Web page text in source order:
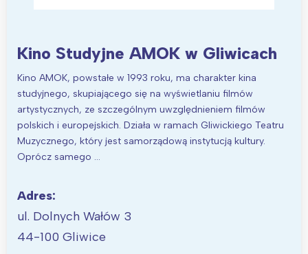
Kino Studyjne AMOK w Gliwicach
Kino AMOK, powstałe w 1993 roku, ma charakter kina
studyjnego, skupiającego się na wyświetlaniu filmów
artystycznych, ze szczególnym uwzględnieniem filmów
polskich i europejskich. Działa w ramach Gliwickiego Teatru
Muzycznego, który jest samorządową instytucją kultury.
Oprócz samego …
Adres:
ul. Dolnych Wałów 3
44-100 Gliwice
Poznań
Północ
Wybieram